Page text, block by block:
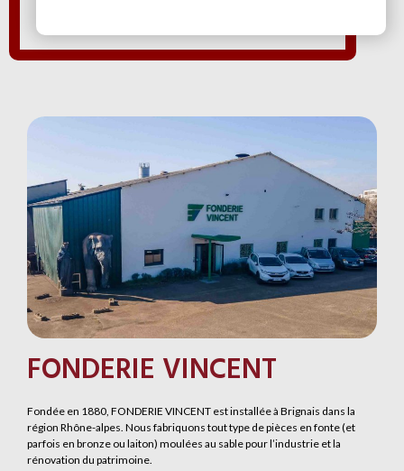
FONDERIE VINCENT
Fondée en 1880, FONDERIE VINCENT est installée à Brignais dans la
région Rhône-alpes. Nous fabriquons tout type de pièces en fonte (et
parfois en bronze ou laiton) moulées au sable pour l’industrie et la
rénovation du patrimoine.